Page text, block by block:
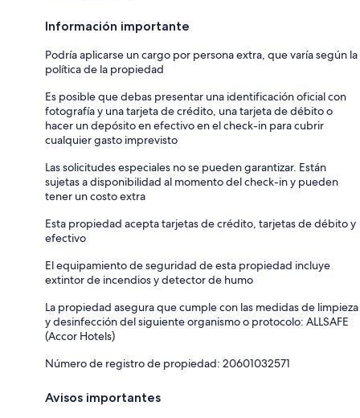
Información importante
Podría aplicarse un cargo por persona extra, que varía según la
política de la propiedad
Es posible que debas presentar una identificación oficial con
fotografía y una tarjeta de crédito, una tarjeta de débito o
hacer un depósito en efectivo en el check-in para cubrir
cualquier gasto imprevisto
Las solicitudes especiales no se pueden garantizar. Están
sujetas a disponibilidad al momento del check-in y pueden
tener un costo extra
Esta propiedad acepta tarjetas de crédito, tarjetas de débito y
efectivo
El equipamiento de seguridad de esta propiedad incluye
extintor de incendios y detector de humo
La propiedad asegura que cumple con las medidas de limpieza
y desinfección del siguiente organismo o protocolo: ALLSAFE
(Accor Hotels)
Número de registro de propiedad: 20601032571
Avisos importantes